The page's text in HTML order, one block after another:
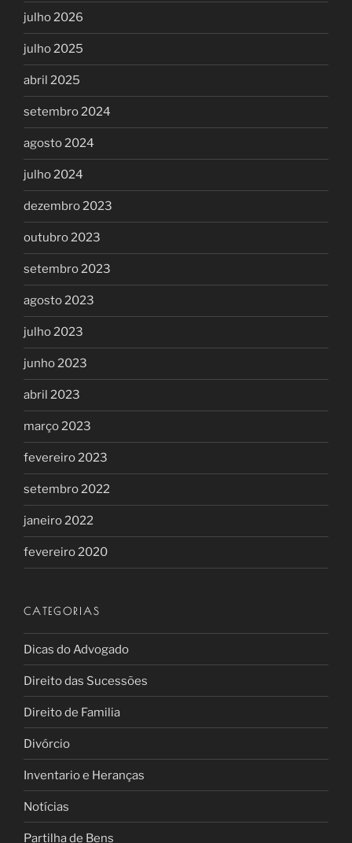
julho 2026
julho 2025
abril 2025
setembro 2024
agosto 2024
julho 2024
dezembro 2023
outubro 2023
setembro 2023
agosto 2023
julho 2023
junho 2023
abril 2023
março 2023
fevereiro 2023
setembro 2022
janeiro 2022
fevereiro 2020
CATEGORIAS
Dicas do Advogado
Direito das Sucessões
Direito de Familia
Divórcio
Inventario e Heranças
Notícias
Partilha de Bens